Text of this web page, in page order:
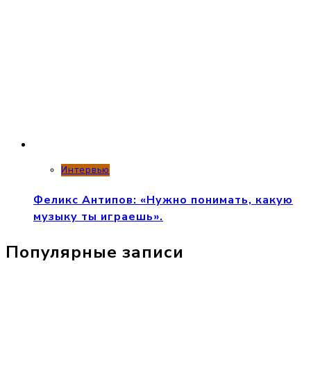
Интервью
Феликс Антипов: «Нужно понимать, какую
музыку ты играешь».
Популярные записи